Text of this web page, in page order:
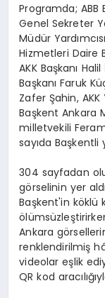
Programda; ABB
Genel Sekreter
Müdür
Hizmetleri Daire
AKK Başkanı
Başkanı Faruk
Zafer Şahin,
Başkent Ankara
milletvekili
sayıda Başkentli
304 sayfadan
görselinin yer
Başkent'in köklü
Ankara
renklendirilmiş
videolar eşlik
QR kod